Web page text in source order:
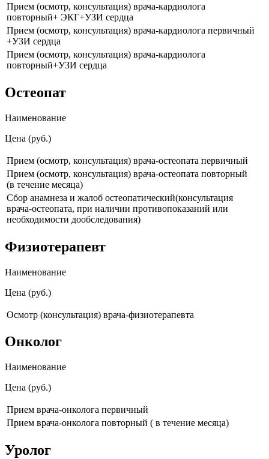
Прием (осмотр, консультация) врача-кардиолога
повторный+ ЭКГ+УЗИ сердца
Прием (осмотр, консультация) врача-кардиолога первичный
+УЗИ сердца
Прием (осмотр, консультация) врача-кардиолога
повторный+УЗИ сердца
Остеопат
Наименование
Цена (руб.)
Прием (осмотр, консультация) врача-остеопата первичный
Прием (осмотр, консультация) врача-остеопата повторный
(в течение месяца)
Сбор анамнеза и жалоб остеопатический(консультация
врача-остеопата, при наличии противопоказаний или
необходимости дообследования)
Физиотерапевт
Наименование
Цена (руб.)
Осмотр (консультация) врача-физиотерапевта
Онколог
Наименование
Цена (руб.)
Прием врача-онколога первичный
Прием врача-онколога повторный ( в течение месяца)
Уролог